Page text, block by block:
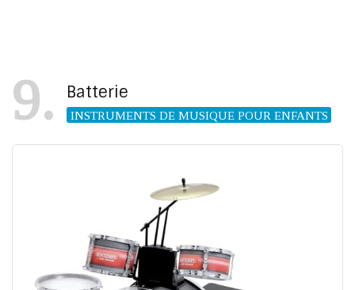
9 Batterie
INSTRUMENTS DE MUSIQUE POUR ENFANTS